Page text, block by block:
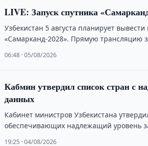
LIVE: Запуск спутника
Узбекистан 5 августа планирует
«Самарканд-2028». Прямую трансляцию
06:48 · 05/08/2026
Кабмин утвердил список стран с
данных
Кабинет министров Узбекистана
обеспечивающих надлежащий уровень
19:25 · 04/08/2026